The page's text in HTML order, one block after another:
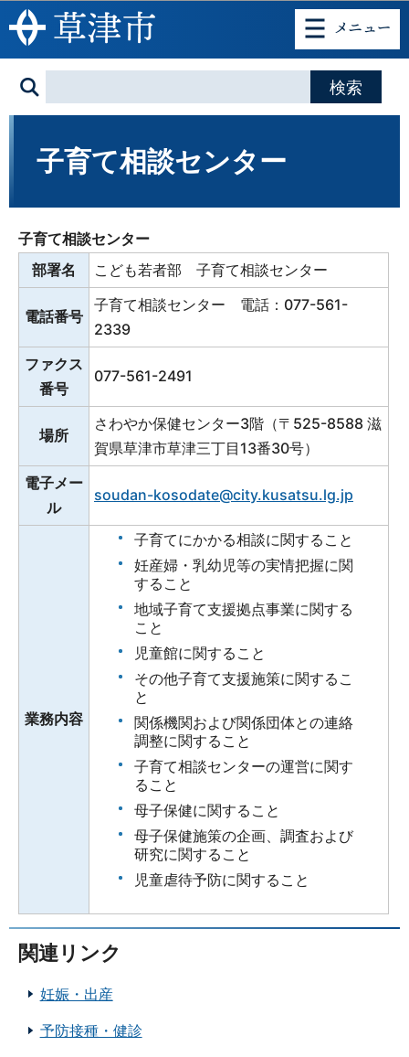
このページの本文へ移動
子育て相談センター
子育て相談センター
部署名
こども若者部 子育て相談センター
電話番号
子育て相談センター 電話：077-561-
2339
ファクス
番号
077-561-2491
場所
さわやか保健センター3階（〒525-8588 滋
賀県草津市草津三丁目13番30号）
電子メー
ル
soudan-kosodate@city.kusatsu.lg.jp
業務内容
子育てにかかる相談に関すること
妊産婦・乳幼児等の実情把握に関
すること
地域子育て支援拠点事業に関する
こと
児童館に関すること
その他子育て支援施策に関するこ
と
関係機関および関係団体との連絡
調整に関すること
子育て相談センターの運営に関す
ること
母子保健に関すること
母子保健施策の企画、調査および
研究に関すること
児童虐待予防に関すること
関連リンク
妊娠・出産
予防接種・健診